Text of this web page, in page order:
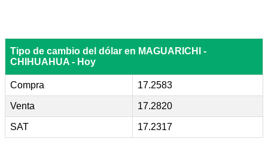
Tipo de cambio del dólar en MAGUARICHI -
CHIHUAHUA - Hoy
Compra 17.2583
Venta 17.2820
SAT 17.2317